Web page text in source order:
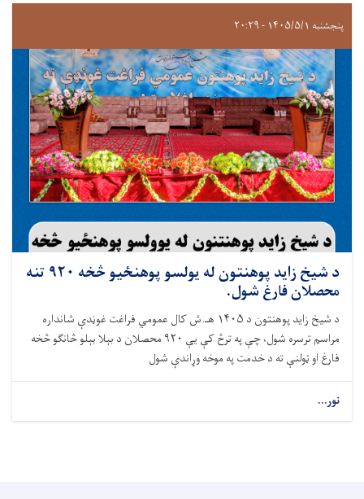
پنجشنبه ۱۴۰۵/۵/۱ - ۲۰:۲۹
د شيخ زايد پوهنتون له يولسو پوهنځيو څخه ۹۲۰ تنه
محصلان فارغ شول.
د شيخ زايد پوهنتون د ۱۴۰۵ هـ.ش کال عمومي فراغت غوڼدې شانداره
مراسم ترسره شول، چې په ترڅ کې یې ۹۲۰ محصلان د بېلا بېلو څانګو څخه
فارغ او ټولنې ته د خدمت په موخه وړاندې شول
نور...